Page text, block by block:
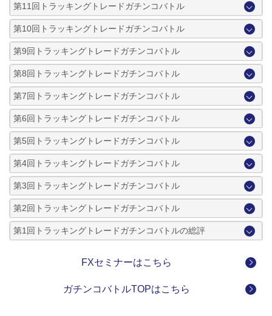
第11回トラッキングトレードガチンコバトル
第10回トラッキングトレードガチンコバトル
第9回トラッキングトレードガチンコバトル
第8回トラッキングトレードガチンコバトル
第7回トラッキングトレードガチンコバトル
第6回トラッキングトレードガチンコバトル
第5回トラッキングトレードガチンコバトル
第4回トラッキングトレードガチンコバトル
第3回トラッキングトレードガチンコバトル
第2回トラッキングトレードガチンコバトル
第1回トラッキングトレードガチンコバトルの総評
FXセミナーはこちら
ガチンコバトルTOPはこちら